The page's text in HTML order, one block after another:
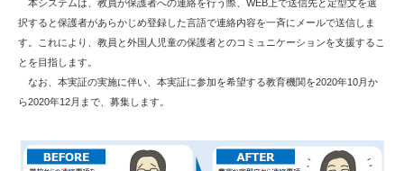
本システムは、教員が保護者への連絡を行う際、WEB上で送信先と定型文を選
択すると保護者があらかじめ登録した言語で連絡内容を一斉にメールで送信しま
す。これにより、教員と外国人児童の保護者とのコミュニケーションを支援するこ
とを目指します。
なお、本実証の実施に伴い、本実証に参加を希望する教育機関を2020年10月か
ら2020年12月まで、募集します。